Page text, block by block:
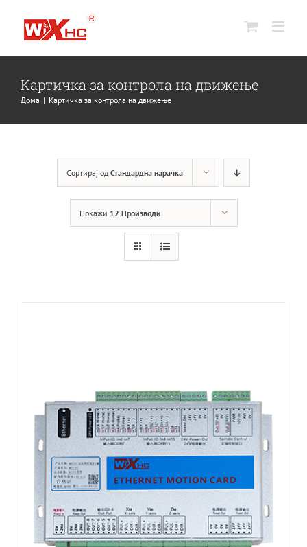
Картичка за контрола на движење
Дома Картичка за контрола на движење
Сортирај одСтандардна нарачка
Покажи 12 Производи